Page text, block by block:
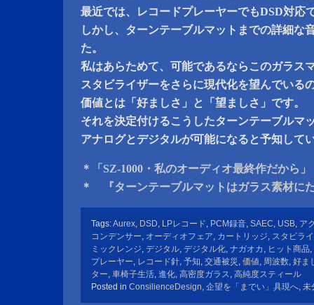
最近では、レコードプレーヤーでもDSD対応
しかし、ターンテーブルマットまでの詳細な
た。
私はあらためて、可能であるならこのガラス
スタビライザーをさらに現代化を望んでいる
価値とは「好ましさ」と「望ましさ」です。
それを決定付けるこうしたターンテーブルマ
アナログとデジタルが可能になると予知して
＊「SZ-1000・私のオーディオ最終作だから」
＊ 『ターンテーブルマットはガラス素材に
Tags:Aurex, DSD, LPレコード, PCM録音, SAEC, USB, ア
コンデンサー, オーディオフェア, カートリッジ, スタビラ
ミックレンジ, デジタル, デジタル化, ナガオカ , ヒット商品,
プレーヤー, レコード針, 予知, 交通被災 , 価値, 周波数, 好ま
ター, 車椅子生活, 進化, 高密度ガラス, 高純度スティール
Posted in ConsilienceDesign, 企望を「までい」具現へ, 未